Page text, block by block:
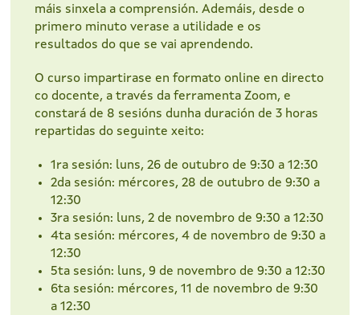
máis sinxela a comprensión. Ademáis, desde o
primero minuto verase a utilidade e os
resultados do que se vai aprendendo.
O curso impartirase en formato online en directo
co docente, a través da ferramenta Zoom, e
constará de 8 sesións dunha duración de 3 horas
repartidas do seguinte xeito:
1ra sesión: luns, 26 de outubro de 9:30 a 12:30
2da sesión: mércores, 28 de outubro de 9:30 a
12:30
3ra sesión: luns, 2 de novembro de 9:30 a 12:30
4ta sesión: mércores, 4 de novembro de 9:30 a
12:30
5ta sesión: luns, 9 de novembro de 9:30 a 12:30
6ta sesión: mércores, 11 de novembro de 9:30
a 12:30